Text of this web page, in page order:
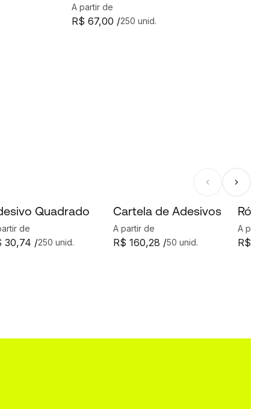
A partir de
250 unid.
R$ 67,00 /
Quadrado
de
250 unid.
30,74 /
Cartela de Adesivos
A partir de
50 unid.
R$ 160,28 /
A partir
R$